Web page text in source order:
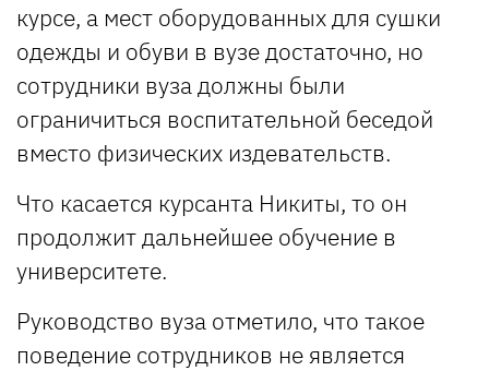
курсе, а мест оборудованных для сушки
одежды и обуви в вузе достаточно, но
сотрудники вуза должны были
ограничиться воспитательной беседой
вместо физических издевательств.
Что касается курсанта Никиты, то он
продолжит дальнейшее обучение в
университете.
Руководство вуза отметило, что такое
поведение сотрудников не является